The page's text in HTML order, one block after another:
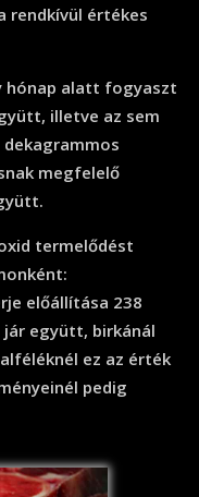
rendkívül értékes
hónap alatt fogyaszt
illetve az sem
megfelelő
termelődést
előállítása 238
együtt, birkánál
ez az érték
pedig